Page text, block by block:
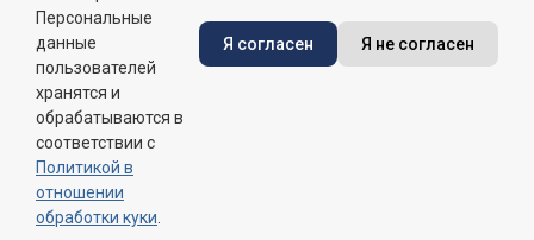
Сайт зарегистрирован в Государственном регистре
информационных ресурсов Республики Беларусь. №
Персональные
данные
пользователей
хранятся и
обрабатываются в
соответствии с
Политикой в
отношении
обработки куки
Я согласен Я не согласен